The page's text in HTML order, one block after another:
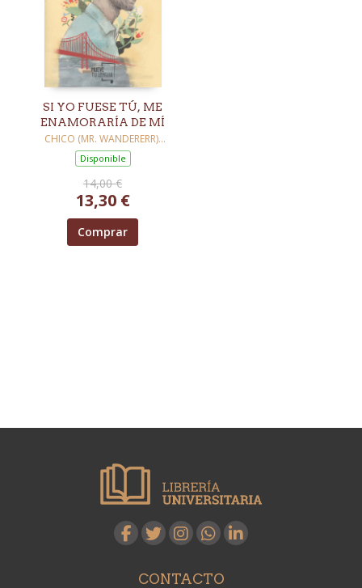
SI YO FUESE TÚ, ME
ENAMORARÍA DE MÍ
CHICO (MR. WANDERERR),
SERGIO
Disponible
14,00 €
13,30 €
Comprar
CONTACTO